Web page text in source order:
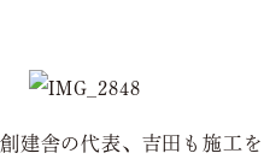
創建舎の代表、吉田も施工を